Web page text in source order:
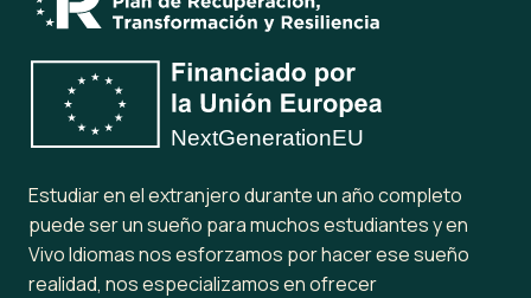
Estudiar en el extranjero durante un año completo
puede ser un sueño para muchos estudiantes y en
Vivo Idiomas nos esforzamos por hacer ese sueño
realidad, nos especializamos en ofrecer